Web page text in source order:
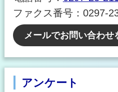
ファクス番号：0297-
メールでお問い合わせ
アンケート